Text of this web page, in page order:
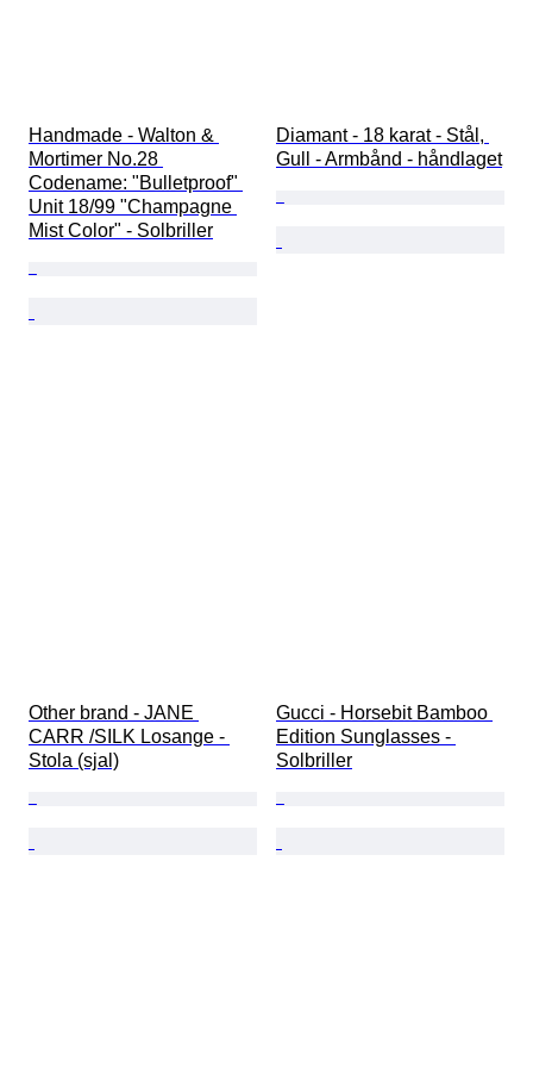
Handmade - Walton &
Mortimer No.28
Codename: "Bulletproof"
Unit 18/99 "Champagne
Mist Color" - Solbriller
Diamant - 18 karat - Stål,
Gull - Armbånd - håndlaget
Other brand - JANE
CARR /SILK Losange -
Stola (sjal)
Gucci - Horsebit Bamboo
Edition Sunglasses -
Solbriller